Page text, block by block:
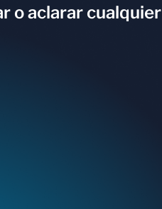
o aclarar cualquier